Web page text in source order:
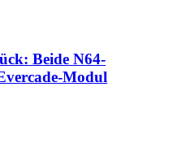
Beide N64-
Modul